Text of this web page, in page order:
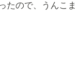
たので、うんこま